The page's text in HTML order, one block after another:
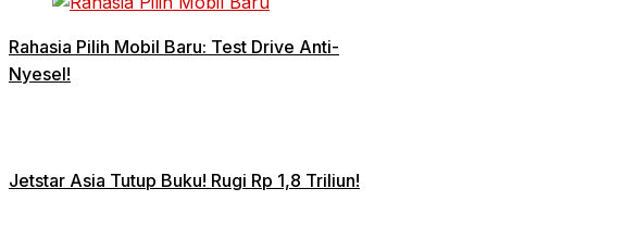
Rahasia Pilih Mobil Baru: Test Drive Anti-
Nyesel!
Jetstar Asia Tutup Buku! Rugi Rp 1,8 Triliun!